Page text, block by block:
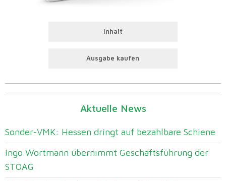
Inhalt
Ausgabe kaufen
Aktuelle News
Sonder-VMK: Hessen dringt auf bezahlbare Schiene
Ingo Wortmann übernimmt Geschäftsführung der
STOAG